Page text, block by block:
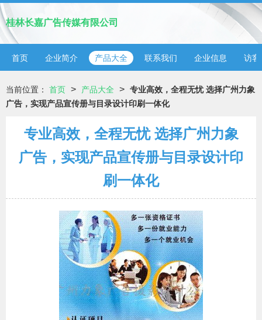
桂林长嘉广告传媒有限公司
首页 企业简介 产品大全 联系我们 企业信息 访客
当前位置： 首页 > 产品大全 > 专业高效，全程无忧 选择广州力象
广告，实现产品宣传册与目录设计印刷一体化
专业高效，全程无忧 选择广州力象
广告，实现产品宣传册与目录设计印
刷一体化